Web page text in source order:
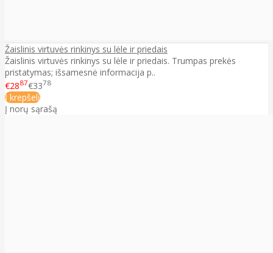
Žaislinis virtuvės rinkinys su lėle ir priedais
Žaislinis virtuvės rinkinys su lėle ir priedais. Trumpas prekės
pristatymas; išsamesnė informacija p..
€2887€3378
Į krepšelį
Į norų sąrašą